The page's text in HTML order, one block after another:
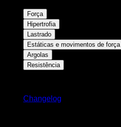
Força
Hipertrofia
Lastrado
Estáticas e movimentos de força
Argolas
Resistência
Changelog